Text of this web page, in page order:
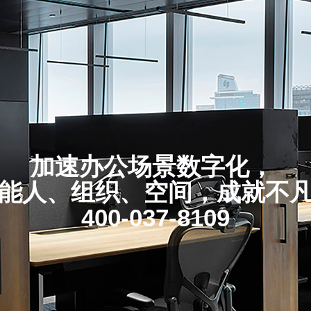
加速办公场景数字化，
人、组织、空间，成就不
400-037-8109